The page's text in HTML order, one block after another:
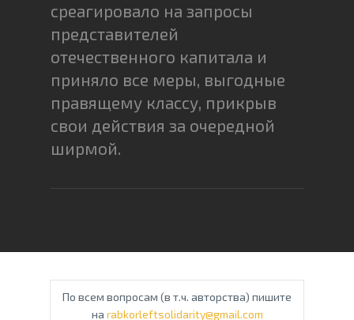
среагировало на запросы
представителей
отечественного капитала и
приняло все меры, выгодные
правящему классу, прикрыв
свои действия за очередной
ширмой.
По всем вопросам (в т.ч. авторства) пишите
на rabkorleftsolidarity@gmail.com